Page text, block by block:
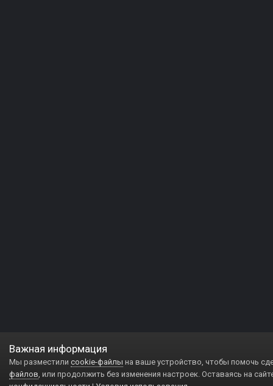
Важная информация
Мы разместили cookie-файлы на ваше устройство, чтобы помочь
файлов, или продолжить без изменения настроек. Оставаясь на